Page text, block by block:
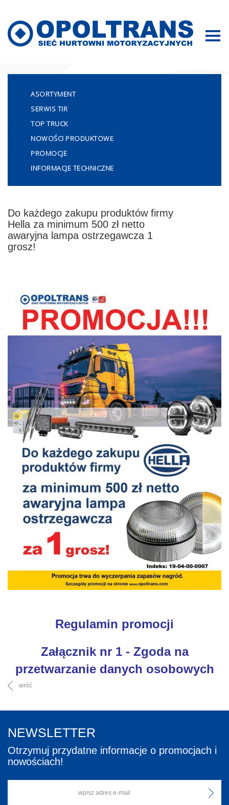
ASORTYMENT
SERWIS TIR
TOP TRUCK
NOWOŚCI PRODUKTOWE
PROMOCJE
INFORMACJE TECHNICZNE
Do każdego zakupu produktów firmy
Hella za minimum 500 zł netto
awaryjna lampa ostrzegawcza 1
grosz!
Regulamin promocji
Załącznik nr 1 - Zgoda na
przetwarzanie danych osobowych
wróć
NEWSLETTER
Otrzymuj przydatne informacje o promocjach i
nowościach!